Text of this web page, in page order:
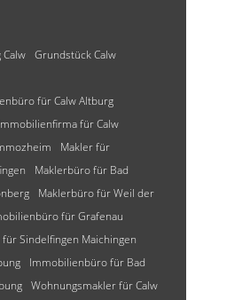
Grundstück Calw
für Calw Altburg
für Calw
Makler für
Maklerbüro für Bad
Maklerbüro für Weil der
für Grafenau
Sindelfingen Maichingen
Immobilienbüro für Bad
Wohnungsmakler für Calw